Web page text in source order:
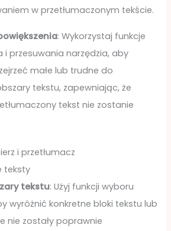
w przetłumaczonym tekście.
: Wykorzystaj funkcje
i przesuwania narzędzia, aby
małe lub trudne do
tekstu, zapewniając, że
tekst nie zostanie
i przetłumacz
teksty
tekstu: Użyj funkcji wyboru
wyróżnić konkretne bloki tekstu lub
nie zostały poprawnie